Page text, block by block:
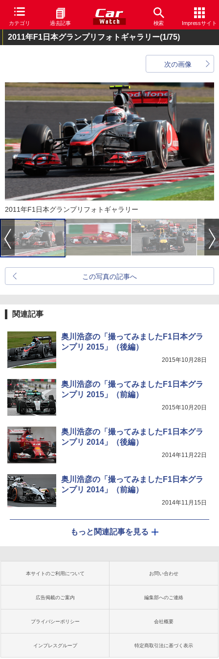
カテゴリ 過去記事 検索 Impressサイト
2011年F1日本グランプリフォトギャラリー(1/75)
次の画像
2011年F1日本グランプリフォトギャラリー
この写真の記事へ
関連記事
奥川浩彦の「撮ってみましたF1日本グラ
ンプリ 2015」（後編）
2015年10月28日
奥川浩彦の「撮ってみましたF1日本グラ
ンプリ 2015」（前編）
2015年10月20日
奥川浩彦の「撮ってみましたF1日本グラ
ンプリ 2014」（後編）
2014年11月22日
奥川浩彦の「撮ってみましたF1日本グラ
ンプリ 2014」（前編）
2014年11月15日
もっと関連記事を見る
本サイトのご利用について お問い合わせ
広告掲載のご案内 編集部へのご連絡
プライバシーポリシー 会社概要
インプレスグループ 特定商取引法に基づく表示